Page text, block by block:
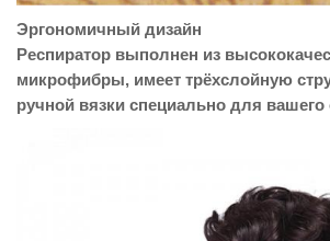
Эргономичный дизайн
Респиратор выполнен из
микрофибры, имеет трёхслойную
ручной вязки специально для вашего